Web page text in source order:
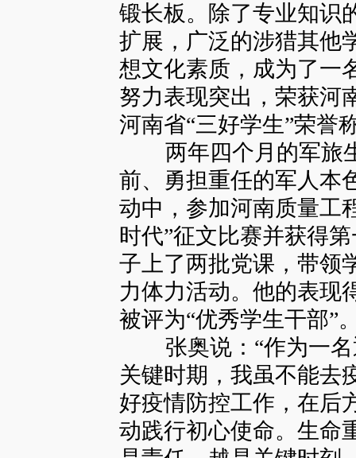
锻长板。除了专业知识
扩展，广泛的涉猎其他
想文化素质，成为了一
努力表现突出，荣获河
河南省“三好学生”荣誉
两年四个月的军旅生
前、勇担重任的军人本
动中，参加河南质量工
时代”征文比赛并获得
子上了两批党课，带领
力体力活动。他的表现
被评为“优秀学生干部”
张奥说：“作为一名
关键时期，我虽不能去
好疫情防控工作，在后
动践行初心使命。生命